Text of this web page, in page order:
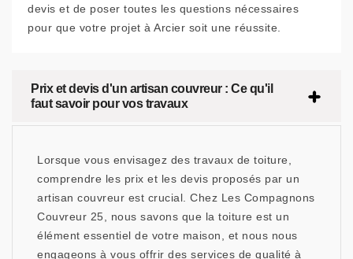
devis et de poser toutes les questions nécessaires
pour que votre projet à Arcier soit une réussite.
Prix et devis d'un artisan couvreur : Ce qu'il
faut savoir pour vos travaux
Lorsque vous envisagez des travaux de toiture,
comprendre les prix et les devis proposés par un
artisan couvreur est crucial. Chez Les Compagnons
Couvreur 25, nous savons que la toiture est un
élément essentiel de votre maison, et nous nous
engageons à vous offrir des services de qualité à